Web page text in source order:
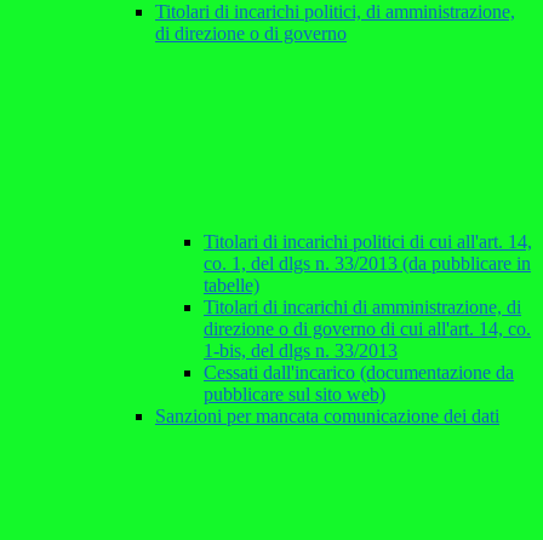
Titolari di incarichi politici, di amministrazione,
di direzione o di governo
Titolari di incarichi politici di cui all'art. 14,
co. 1, del dlgs n. 33/2013 (da pubblicare in
tabelle)
Titolari di incarichi di amministrazione, di
direzione o di governo di cui all'art. 14, co.
1-bis, del dlgs n. 33/2013
Cessati dall'incarico (documentazione da
pubblicare sul sito web)
Sanzioni per mancata comunicazione dei dati